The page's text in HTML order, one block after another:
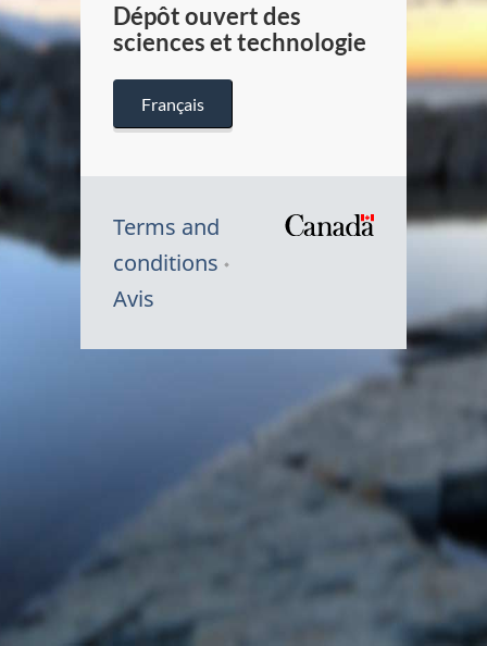
Dépôt ouvert des
sciences et technologie
Français
Terms and
conditions
Avis
du